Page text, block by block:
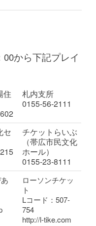
から下記プレイ
住
札内支所
0155-56-2111
セ
チケットらいぶ
（帯広市民文化
ホール）
0155-23-8111
ローソンチケッ
ト
Lコード：507-
754
http://l-tike.com